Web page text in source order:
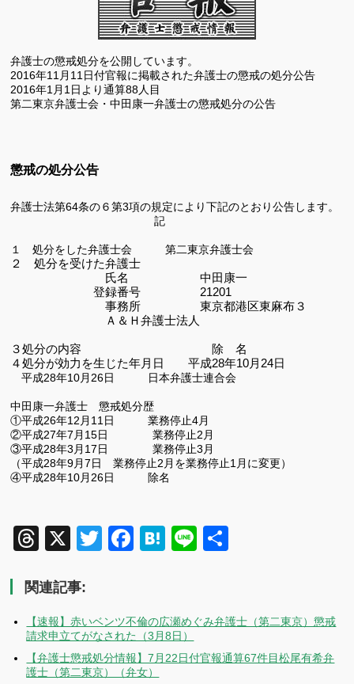
弁護士の懲戒処分を公開しています。
2016年11 月11 日付官報に掲載された弁護士の懲戒の処分公告
2016年1 月 1 日より通算88人目
第二東京弁護士会・中田康一弁護士の懲戒処分の公告
懲戒の処分公告
弁護士法第64条の６第3項の規定により下記のとおり公告します。
記
１ 処分をした弁護士会 第二東京弁護士会
２ 処分を受けた弁護士
氏名 中田康一
登録番号 21201
事務所 東京都港区東麻布３
Ａ＆Ｈ弁護士法人
３処分の内容
除 名
４処分が効力を生じた年月日 平成28年10月24日
平成28年10月26日 日本弁護士連合会
中田康一弁護士 懲戒処分歴
①平成26年12月11日 業務停止4月
②平成27年7月15日 業務停止2月
③平成28年3月17日 業務停止3月
（平成28年9月7日 業務停止2月を業務停止1月に変更）
④平成28年10月26日 除名
Threads
X TwitterFacebook
Hatena
Line
関連記事:
【速報】赤いベンツ不倫の広瀬めぐみ弁護士（第二東京）懲戒
請求申立てがなされた（3月8日）
【弁護士懲戒処分情報】7月22日付官報通算67件目松尾有希弁
護士（第二東京）（弁女）